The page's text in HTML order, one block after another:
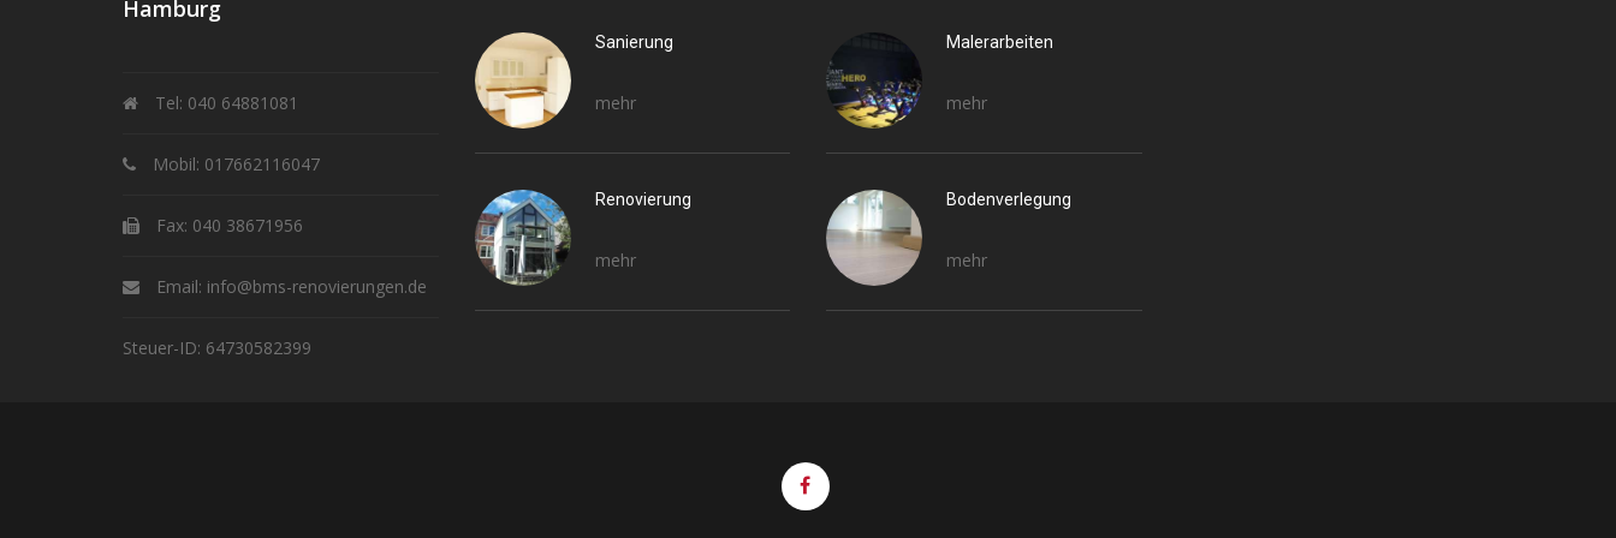
Hamburg
Tel: 040 64881081
Mobil: 017662116047
Fax: 040 38671956
Email: info@bms-renovierungen.de
Steuer-ID: 64730582399
Sanierung
mehr
Malerarbeiten
mehr
Renovierung
mehr
Bodenverlegung
mehr